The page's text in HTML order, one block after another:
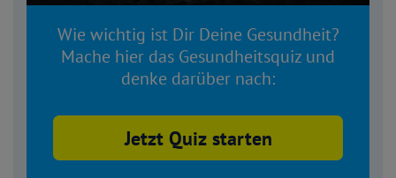
Wie wichtig ist Dir Deine Gesundheit?
Mache hier das Gesundheitsquiz und
denke darüber nach:
Jetzt Quiz starten